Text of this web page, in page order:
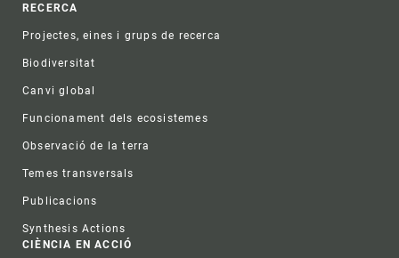
RECERCA
Projectes, eines i grups de recerca
Biodiversitat
Canvi global
Funcionament dels ecosistemes
Observació de la terra
Temes transversals
Publicacions
Synthesis Actions
CIÈNCIA EN ACCIÓ